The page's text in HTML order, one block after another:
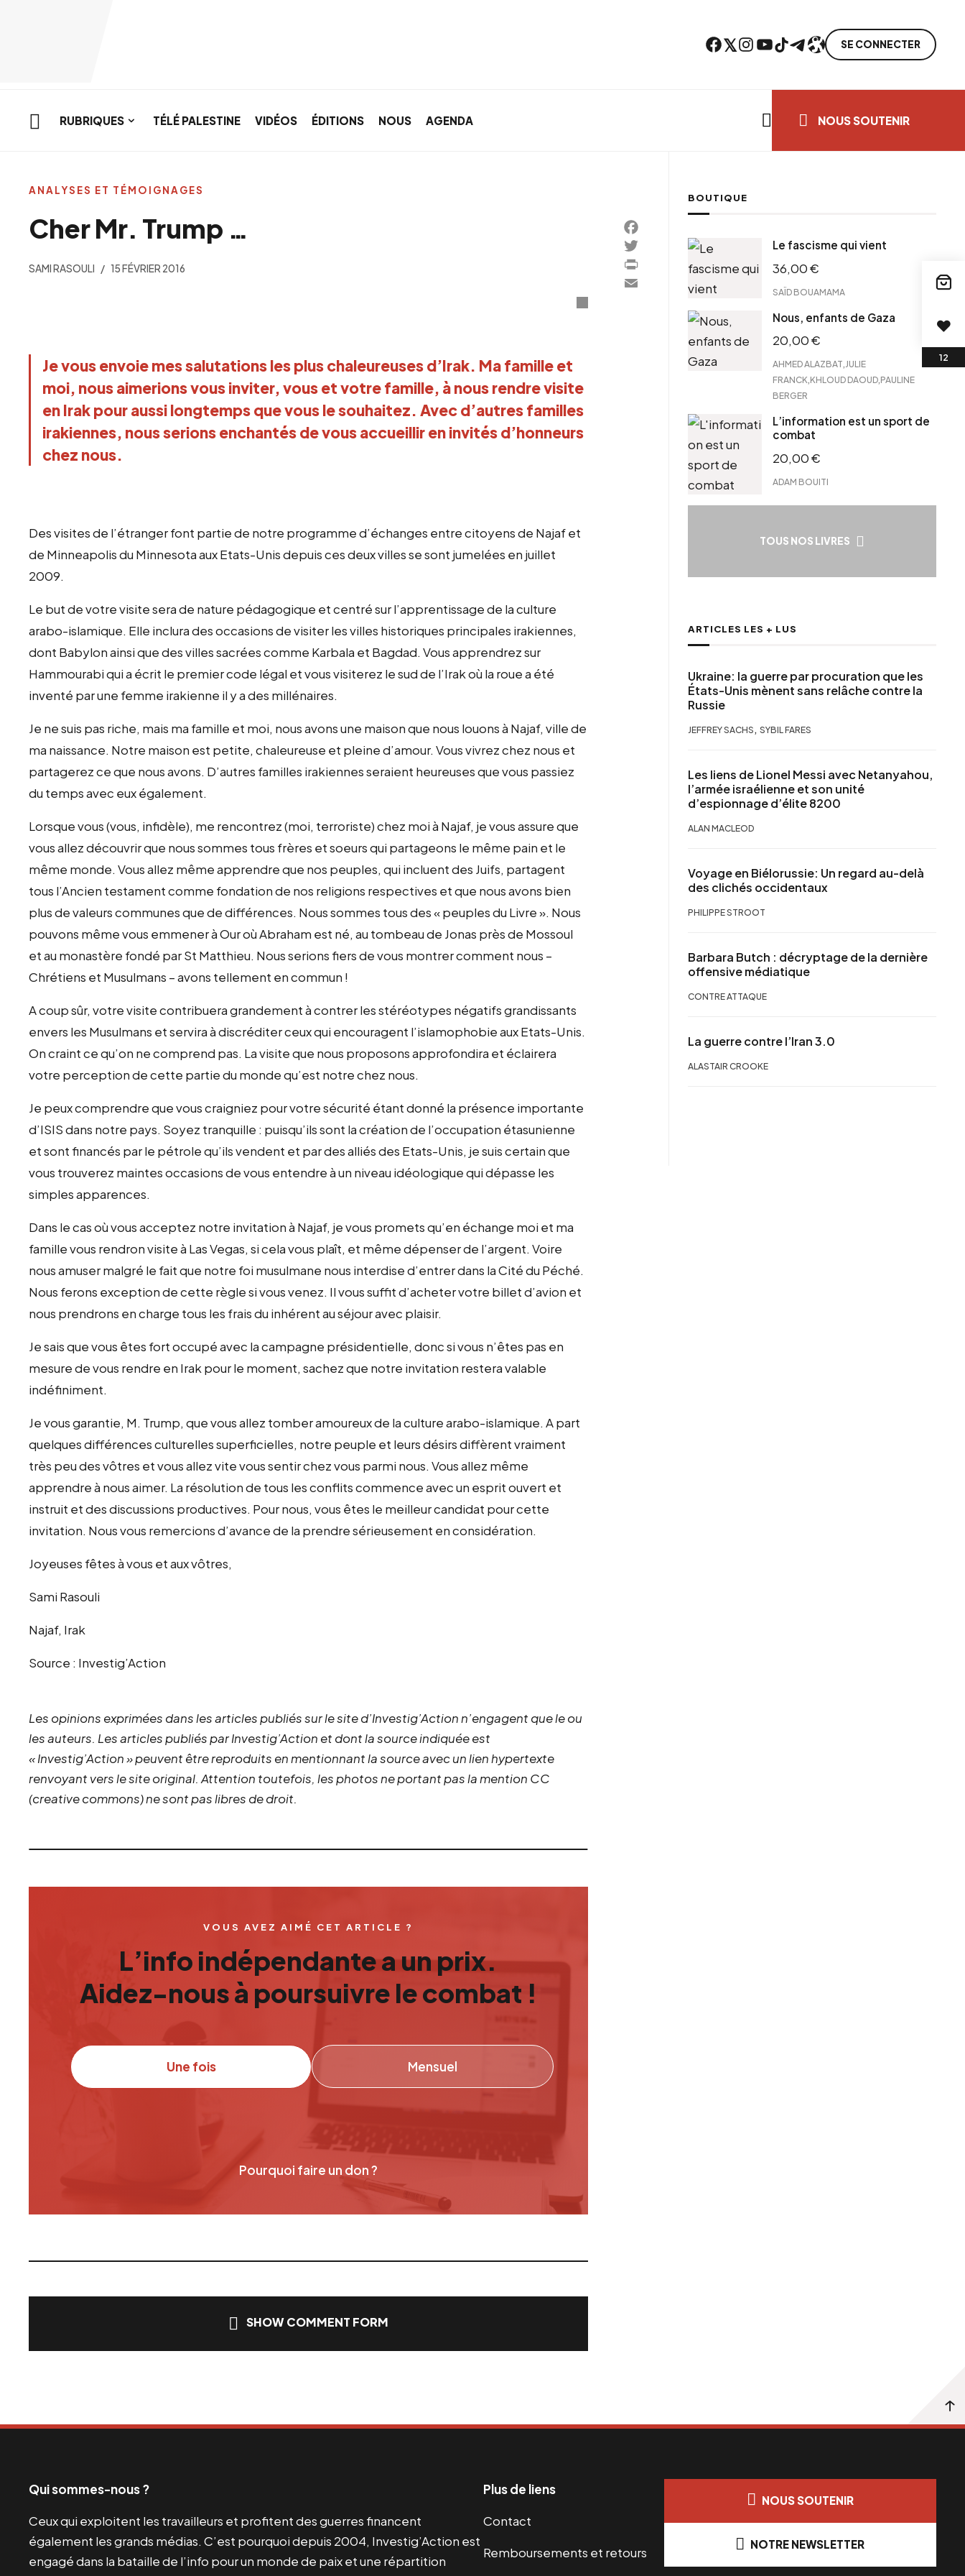
Facebook Twitter Instagram YouTube TikTok TelegramLien SE CONNECTER
RUBRIQUES TÉLÉ PALESTINE VIDÉOS ÉDITIONS NOUS AGENDA NOUS SOUTENIR
Cher Mr. Trump …
SAMI RASOULI 15 FÉVRIER 2016
Je vous envoie mes salutations les plus chaleureuses d’Irak. Ma famille et
moi, nous aimerions vous inviter, vous et votre famille, à nous rendre visite
en Irak pour aussi longtemps que vous le souhaitez. Avec d’autres familles
irakiennes, nous serions enchantés de vous accueillir en invités d’honneurs
chez nous.
Des visites de l’étranger font partie de notre programme d’échanges entre citoyens de Najaf et
de Minneapolis du Minnesota aux Etats-Unis depuis ces deux villes se sont jumelées en juillet
2009.
Le but de votre visite sera de nature pédagogique et centré sur l’apprentissage de la culture
arabo-islamique. Elle inclura des occasions de visiter les villes historiques principales irakiennes,
dont Babylon ainsi que des villes sacrées comme Karbala et Bagdad. Vous apprendrez sur
Hammourabi qui a écrit le premier code légal et vous visiterez le sud de l’Irak où la roue a été
inventé par une femme irakienne il y a des millénaires.
Je ne suis pas riche, mais ma famille et moi, nous avons une maison que nous louons à Najaf, ville de
ma naissance. Notre maison est petite, chaleureuse et pleine d’amour. Vous vivrez chez nous et
partagerez ce que nous avons. D’autres familles irakiennes seraient heureuses que vous passiez
du temps avec eux également.
Lorsque vous (vous, infidèle), me rencontrez (moi, terroriste) chez moi à Najaf, je vous assure que
vous allez découvrir que nous sommes tous frères et soeurs qui partageons le même pain et le
même monde. Vous allez même apprendre que nos peuples, qui incluent des Juifs, partagent
tous l’Ancien testament comme fondation de nos religions respectives et que nous avons bien
plus de valeurs communes que de différences. Nous sommes tous des « peuples du Livre ». Nous
pouvons même vous emmener à Our où Abraham est né, au tombeau de Jonas près de Mossoul
et au monastère fondé par St Matthieu. Nous serions fiers de vous montrer comment nous –
Chrétiens et Musulmans – avons tellement en commun !
A coup sûr, votre visite contribuera grandement à contrer les stéréotypes négatifs grandissants
envers les Musulmans et servira à discréditer ceux qui encouragent l’islamophobie aux Etats-Unis.
On craint ce qu’on ne comprend pas. La visite que nous proposons approfondira et éclairera
votre perception de cette partie du monde qu’est notre chez nous.
Je peux comprendre que vous craigniez pour votre sécurité étant donné la présence importante
d’ISIS dans notre pays. Soyez tranquille : puisqu’ils sont la création de l’occupation étasunienne
et sont financés par le pétrole qu’ils vendent et par des alliés des Etats-Unis, je suis certain que
vous trouverez maintes occasions de vous entendre à un niveau idéologique qui dépasse les
simples apparences.
Dans le cas où vous acceptez notre invitation à Najaf, je vous promets qu’en échange moi et ma
famille vous rendron visite à Las Vegas, si cela vous plaît, et même dépenser de l’argent. Voire
nous amuser malgré le fait que notre foi musulmane nous interdise d’entrer dans la Cité du Péché.
Nous ferons exception de cette règle si vous venez. Il vous suffit d’acheter votre billet d’avion et
nous prendrons en charge tous les frais du inhérent au séjour avec plaisir.
Je sais que vous êtes fort occupé avec la campagne présidentielle, donc si vous n’êtes pas en
mesure de vous rendre en Irak pour le moment, sachez que notre invitation restera valable
indéfiniment.
Je vous garantie, M. Trump, que vous allez tomber amoureux de la culture arabo-islamique. A part
quelques différences culturelles superficielles, notre peuple et leurs désirs diffèrent vraiment
très peu des vôtres et vous allez vite vous sentir chez vous parmi nous. Vous allez même
apprendre à nous aimer. La résolution de tous les conflits commence avec un esprit ouvert et
instruit et des discussions productives. Pour nous, vous êtes le meilleur candidat pour cette
invitation. Nous vous remercions d’avance de la prendre sérieusement en considération.
Joyeuses fêtes à vous et aux vôtres,
Sami Rasouli
Najaf, Irak
Source : Investig’Action
ANALYSES ET TÉMOIGNAGES
Les opinions exprimées dans les articles publiés sur le site d’Investig’Action n’engagent que le ou
les auteurs. Les articles publiés par Investig’Action et dont la source indiquée est
« Investig’Action » peuvent être reproduits en mentionnant la source avec un lien hypertexte
renvoyant vers le site original. Attention toutefois, les photos ne portant pas la mention CC
(creative commons) ne sont pas libres de droit.
VOUS AVEZ AIMÉ CET ARTICLE ?
L’info indépendante a un prix.
Aidez-nous à poursuivre le combat !
Une fois Mensuel
Pourquoi faire un don ?
Facebook
Twitter
PrintFriendly
Email
SHOW COMMENT FORM
BOUTIQUE
Le fascisme qui vient
36,00€
SAÏD BOUAMAMA
Nous, enfants de Gaza
20,00€
AHMED ALAZBAT JULIE
FRANCK KHLOUD DAOUD PAULINE
BERGER
L’information est un sport de
combat
20,00€
ADAM BOUITI
TOUS NOS LIVRES
ARTICLES LES + LUS
Ukraine: la guerre par procuration que les
États-Unis mènent sans relâche contre la
Russie
JEFFREY SACHS , SYBIL FARES
Les liens de Lionel Messi avec Netanyahou,
l’armée israélienne et son unité
d’espionnage d’élite 8200
ALAN MACLEOD
Voyage en Biélorussie: Un regard au-delà
des clichés occidentaux
PHILIPPE STROOT
Barbara Butch : décryptage de la dernière
offensive médiatique
CONTRE ATTAQUE
La guerre contre l’Iran 3.0
ALASTAIR CROOKE
Qui sommes-nous ?
Ceux qui exploitent les travailleurs et profitent des guerres financent
également les grands médias. C’est pourquoi depuis 2004, Investig’Action est
engagé dans la bataille de l’info pour un monde de paix et une répartition
Plus de liens
Contact
Remboursements et retours
NOUS SOUTENIR
NOTRE NEWSLETTER